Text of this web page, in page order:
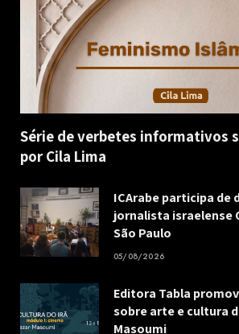
Série de verbetes informativos
por Cila Lima
ICArabe participa de
jornalista israelense
São Paulo
05/08/2026
Editora Tabla
sobre arte e cultura
Masoumi